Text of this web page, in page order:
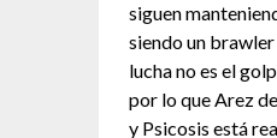
siguen
siendo un
lucha no es el
por lo que Arez
y Psicosis está